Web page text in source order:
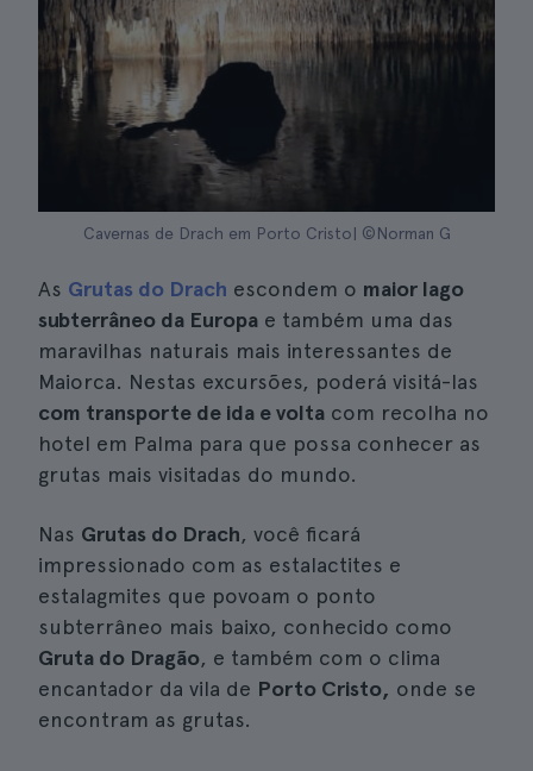
Cavernas de Drach em Porto Cristo| ©Norman G
As Grutas do Drach escondem o maior lago
subterrâneo da Europa e também uma das
maravilhas naturais mais interessantes de
Maiorca. Nestas excursões, poderá visitá-las
com transporte de ida e volta com recolha no
hotel em Palma para que possa conhecer as
grutas mais visitadas do mundo.
Nas Grutas do Drach, você ficará
impressionado com as estalactites e
estalagmites que povoam o ponto
subterrâneo mais baixo, conhecido como
Gruta do Dragão, e também com o clima
encantador da vila de Porto Cristo, onde se
encontram as grutas.